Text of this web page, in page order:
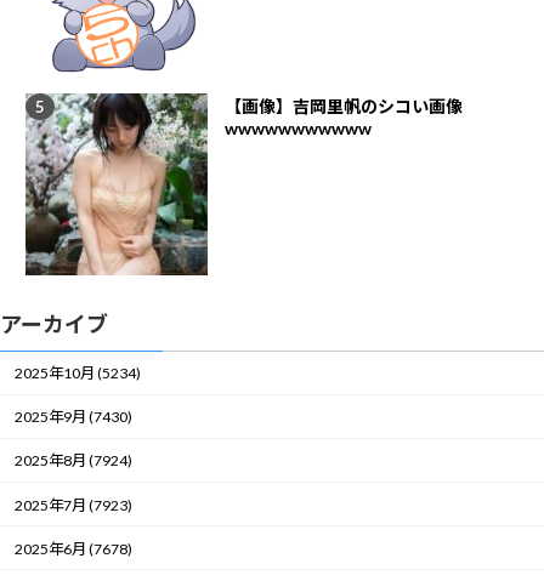
【画像】吉岡里帆のシコい画像
wwwwwwwwwww
アーカイブ
2025年10月 (5234)
2025年9月 (7430)
2025年8月 (7924)
2025年7月 (7923)
2025年6月 (7678)